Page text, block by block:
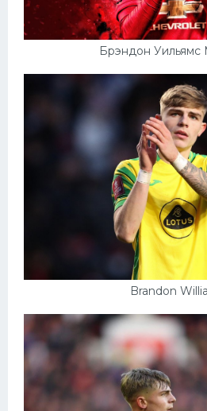
Брэндон
Brandon